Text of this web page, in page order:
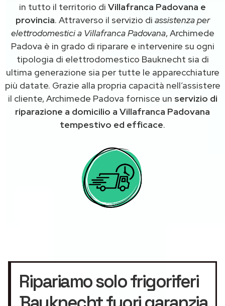
in tutto il territorio di Villafranca Padovana e
provincia. Attraverso il servizio di assistenza per
elettrodomestici a Villafranca Padovana, Archimede
Padova è in grado di riparare e intervenire su ogni
tipologia di elettrodomestico Bauknecht sia di
ultima generazione sia per tutte le apparecchiature
più datate. Grazie alla propria capacità nell’assistere
il cliente, Archimede Padova fornisce un servizio di
riparazione a domicilio a Villafranca Padovana
tempestivo ed efficace.
Ripariamo solo frigoriferi